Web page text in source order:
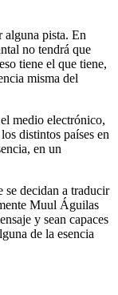
alguna pista. En
no tendrá que
tiene el que tiene,
misma del
medio electrónico,
distintos países en
en un
se decidan a traducir
Muul Águilas
y sean capaces
de la esencia